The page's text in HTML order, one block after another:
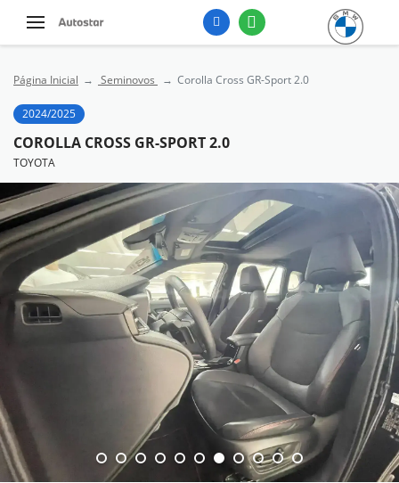
Página Inicial Seminovos Corolla Cross GR-Sport 2.0
2024/2025
COROLLA CROSS GR-SPORT 2.0
TOYOTA